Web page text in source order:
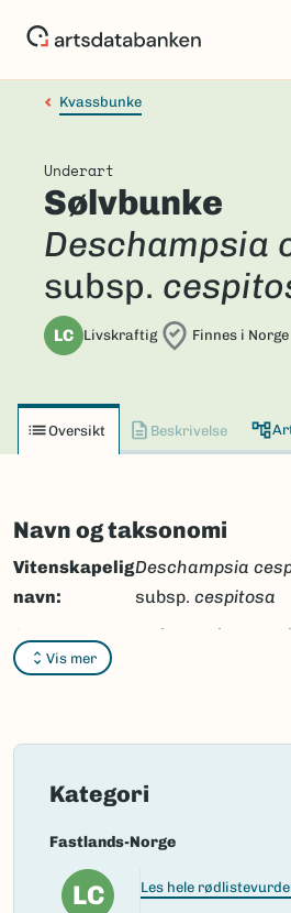
Kvassbunke
Underart
Sølvbunke
Deschampsia
subsp.
LC Livskraftig Finnes i Norge
Oversikt Beskrivelse
Navn og taksonomi
Vis mer
Vitenskapelig
navn:
Deschampsia
subsp. cespitosa
Synonymer:
Deschampsia
Nynorsk:sølvbunke
Nordsamisk/Davvisámegiella:
132272
Gå til Nortaxa for flere detaljer
Kategori
Fastlands-Norge
LC Les hele